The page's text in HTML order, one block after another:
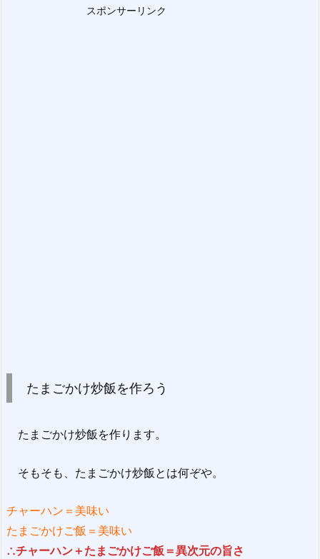
スポンサーリンク
たまごかけ炒飯を作ろう
たまごかけ炒飯を作ります。
そもそも、たまごかけ炒飯とは何ぞや。
チャーハン＝美味い
たまごかけご飯＝美味い
∴チャーハン＋たまごかけご飯＝異次元の旨さ